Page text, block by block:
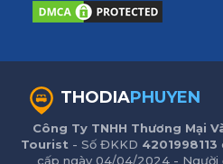
THODIAPHUYEN
Công Ty TNHH Thương Mại
Tourist - Số ĐKKD 4201998113
cấp ngày 04/04/2024 - Người